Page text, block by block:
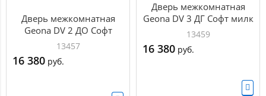
Дверь межкомнатная
Geona DV 2 ДО Софт
милк
13457
16 380 руб.
Дверь межкомнатная
Geona DV 3 ДГ Софт милк
13459
16 380 руб.